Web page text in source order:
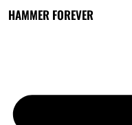
HAMMER FOREVER